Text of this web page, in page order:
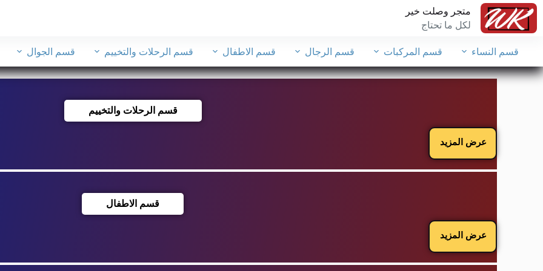
متجر وصلت خير
لكل ما تحتاج
قسم النساء قسم المركبات قسم الرجال قسم الاطفال قسم الرحلات والتخييم قسم الجوال
قسم الرحلات والتخييم
عرض المزيد
قسم الاطفال
عرض المزيد